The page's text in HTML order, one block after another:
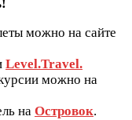
можно на сайте
Level.Travel.
можно на
на Островок.